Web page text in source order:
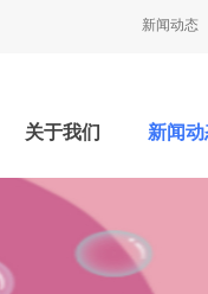
新闻动态
关于我们 新闻